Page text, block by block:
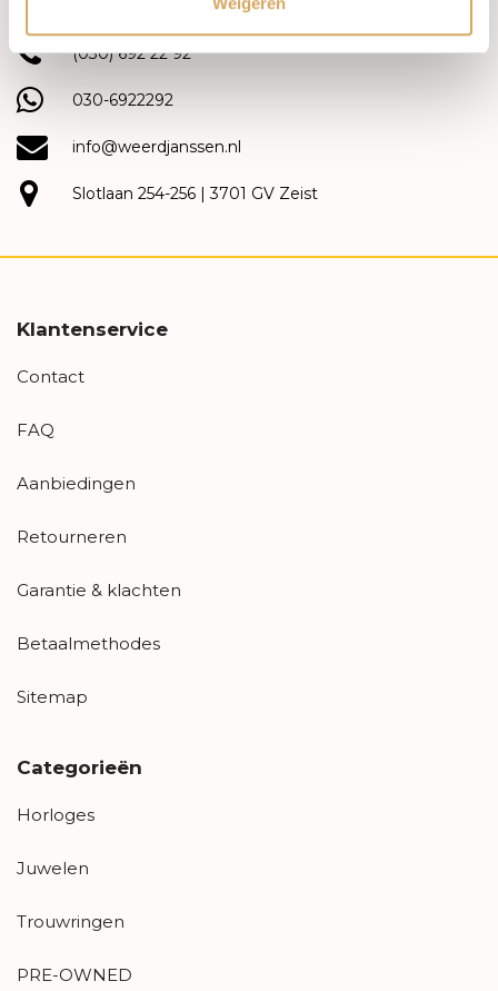
(030) 692 22 92
030-6922292
info@weerdjanssen.nl
Slotlaan 254-256 | 3701 GV Zeist
Klantenservice
Contact
FAQ
Aanbiedingen
Retourneren
Garantie & klachten
Betaalmethodes
Sitemap
Categorieën
Horloges
Juwelen
Trouwringen
PRE-OWNED